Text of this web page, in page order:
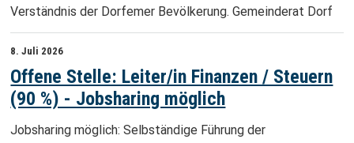
Verständnis der Dorfemer Bevölkerung. Gemeinderat Dorf
Offene Stelle: Leiter/in Finanzen / Steuern
(90 %) - Jobsharing möglich
8. Juli 2026
Jobsharing möglich: Selbständige Führung der